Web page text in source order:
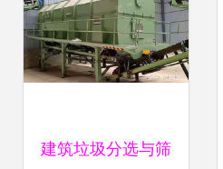
建筑垃圾分选与筛